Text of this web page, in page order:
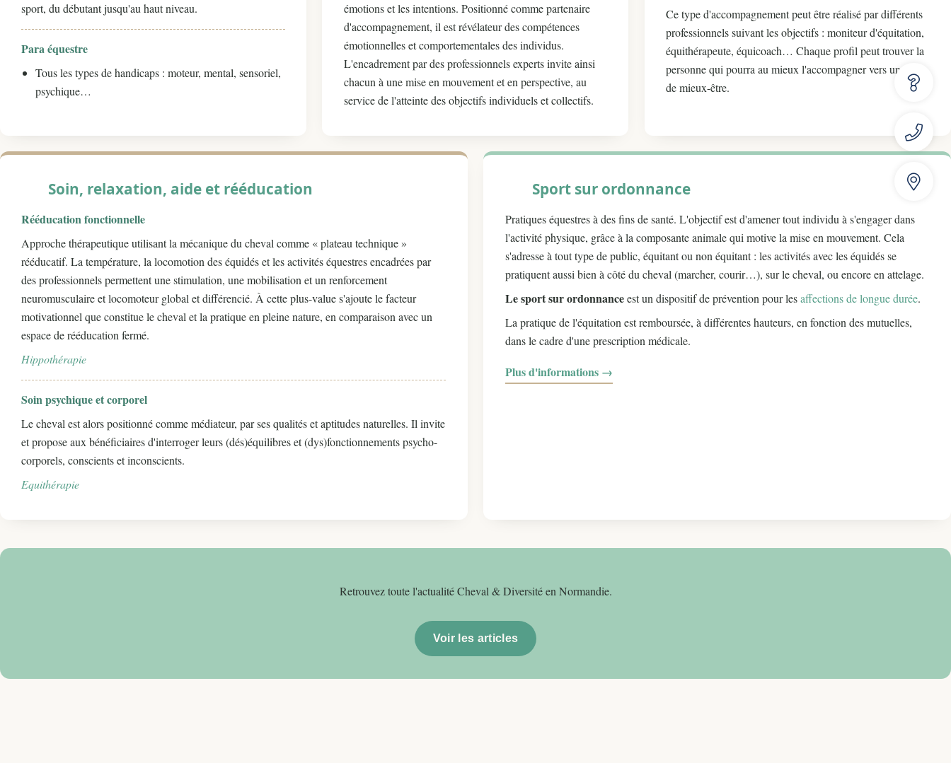
sport, du débutant jusqu'au haut niveau.
Para équestre
Tous les types de handicaps : moteur, mental, sensoriel,
psychique…
émotions et les intentions. Positionné comme partenaire
d'accompagnement, il est révélateur des compétences
émotionnelles et comportementales des individus.
L'encadrement par des professionnels experts invite ainsi
chacun à une mise en mouvement et en perspective, au
service de l'atteinte des objectifs individuels et collectifs.
Ce type d'accompagnement peut être réalisé par différents
professionnels suivant les objectifs : moniteur d'équitation,
équithérapeute, équicoach… Chaque profil peut trouver la
personne qui pourra au mieux l'accompagner vers un état
de mieux-être.
Soin, relaxation, aide et rééducation
Rééducation fonctionnelle
Approche thérapeutique utilisant la mécanique du cheval comme « plateau technique »
rééducatif. La température, la locomotion des équidés et les activités équestres encadrées par
des professionnels permettent une stimulation, une mobilisation et un renforcement
neuromusculaire et locomoteur global et différencié. À cette plus-value s'ajoute le facteur
motivationnel que constitue le cheval et la pratique en pleine nature, en comparaison avec un
espace de rééducation fermé.
Hippothérapie
Soin psychique et corporel
Le cheval est alors positionné comme médiateur, par ses qualités et aptitudes naturelles. Il invite
et propose aux bénéficiaires d'interroger leurs (dés)équilibres et (dys)fonctionnements psycho-
corporels, conscients et inconscients.
Equithérapie
Sport sur ordonnance
Pratiques équestres à des fins de santé. L'objectif est d'amener tout individu à s'engager dans
l'activité physique, grâce à la composante animale qui motive la mise en mouvement. Cela
s'adresse à tout type de public, équitant ou non équitant : les activités avec les équidés se
pratiquent aussi bien à côté du cheval (marcher, courir…), sur le cheval, ou encore en attelage.
Le sport sur ordonnanceest un dispositif de prévention pour lesaffections de longue durée.
La pratique de l'équitation est remboursée, à différentes hauteurs, en fonction des mutuelles,
dans le cadre d'une prescription médicale.
Plus d'informations →
Retrouvez toute l'actualité Cheval & Diversité en Normandie.
Voir les articles